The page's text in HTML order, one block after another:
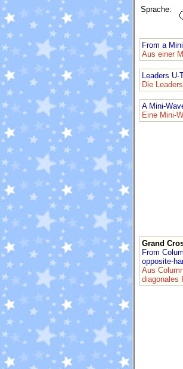
Sprache:
From a
Aus einer
Leaders
Die
A Mini-
Eine Mini-
Grand
From
opposite-
Aus
diagonales